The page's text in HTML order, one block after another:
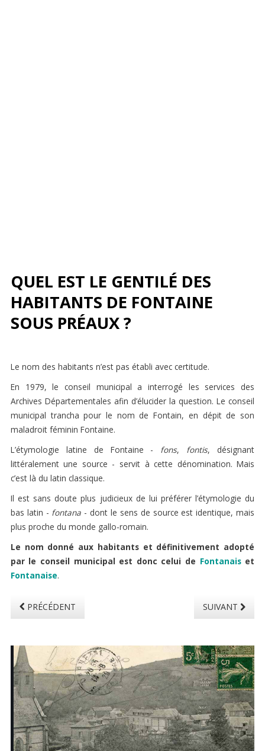
QUEL EST LE GENTILÉ DES
HABITANTS DE FONTAINE
SOUS PRÉAUX ?
Le nom des habitants n’est pas établi avec certitude.
En 1979, le conseil municipal a interrogé les services des
Archives Départementales afin d’élucider la question. Le conseil
municipal trancha pour le nom de Fontain, en dépit de son
maladroit féminin Fontaine.
L’étymologie latine de Fontaine - fons, fontis, désignant
littéralement une source - servit à cette dénomination. Mais
c’est là du latin classique.
Il est sans doute plus judicieux de lui préférer l’étymologie du
bas latin - fontana - dont le sens de source est identique, mais
plus proche du monde gallo-romain.
Le nom donné aux habitants et définitivement adopté
par le conseil municipal est donc celui de Fontanaiset
Fontanaise.
PRÉCÉDENT SUIVANT